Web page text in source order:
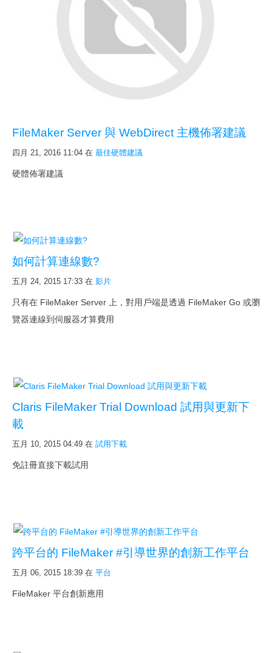
FileMaker Server 與 WebDirect 主機佈署建議
四月 21, 2016 11:04 在 最佳硬體建議
硬體佈署建議
如何計算連線數?
五月 24, 2015 17:33 在 影片
只有在 FileMaker Server 上，對用戶端是透過 FileMaker Go 或瀏
覽器連線到伺服器才算費用
Claris FileMaker Trial Download 試用與更新下
載
五月 10, 2015 04:49 在 試用下載
免註冊直接下載試用
跨平台的 FileMaker #引導世界的創新工作平台
五月 06, 2015 18:39 在 平台
FileMaker 平台創新應用